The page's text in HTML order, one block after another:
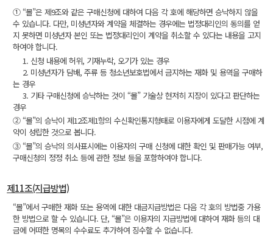
① “몰”은 제9조와 같은 구매신청에 대하여 다음 각 호에 해당하면 승낙하지 않을
수 있습니다. 다만, 미성년자와 계약을 체결하는 경우에는 법정대리인의 동의를 얻
지 못하면 미성년자 본인 또는 법정대리인이 계약을 취소할 수 있다는 내용을 고지
하여야 합니다.
1. 신청 내용에 허위, 기재누락, 오기가 있는 경우
2. 미성년자가 담배, 주류 등 청소년보호법에서 금지하는 재화 및 용역을 구매하
는 경우
3. 기타 구매신청에 승낙하는 것이 “몰” 기술상 현저히 지장이 있다고 판단하는
경우
② “몰”의 승낙이 제12조제1항의 수신확인통지형태로 이용자에게 도달한 시점에 계
약이 성립한 것으로 봅니다.
③ “몰”의 승낙의 의사표시에는 이용자의 구매 신청에 대한 확인 및 판매가능 여부,
구매신청의 정정 취소 등에 관한 정보 등을 포함하여야 합니다.
제11조(지급방법)
“몰”에서 구매한 재화 또는 용역에 대한 대금지급방법은 다음 각 호의 방법중 가용
한 방법으로 할 수 있습니다. 단, “몰”은 이용자의 지급방법에 대하여 재화 등의 대
금에 어떠한 명목의 수수료도 추가하여 징수할 수 없습니다.